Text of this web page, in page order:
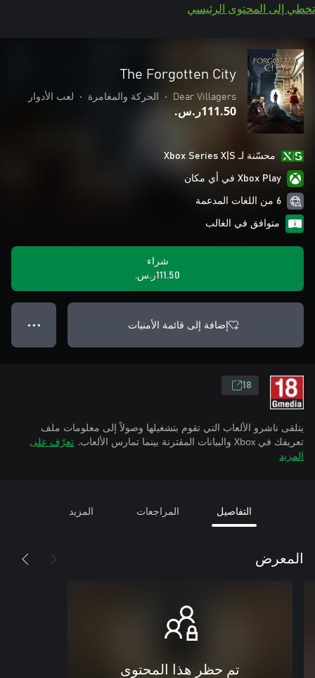
تخطي إلى المحتوى الرئيسي
The Forgotten City
Dear Villagers
• الحركة والمغامرة • لعب الأدوار
‪ر.س.‏‎111.50‬
محسّنة لـ Xbox Series X|S
Xbox Play في أي مكان
6 من اللغات المدعمة
متوافق في الغالب
شراء
‪ر.س.‏‎111.50‬
إضافة إلى قائمة الأمنيات ● ● ●
18
يتلقى ناشرو الألعاب التي تقوم بتشغيلها وصولاً إلى معلومات ملف
تعريفك في Xbox والبيانات المقترنة بينما تمارس الألعاب.
تعرّف على
المزيد
التفاصيل المراجعات المزيد
المعرض
تم حظر هذا المحتوى